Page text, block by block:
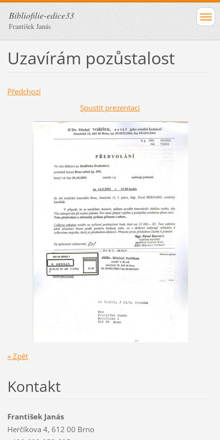
Bibliofilie-edice33
František Janás
Uzavírám pozůstalost
Předchozí
Spustit prezentaci
« Zpět
Kontakt
František Janás
Herčíkova 4, 612 00 Brno